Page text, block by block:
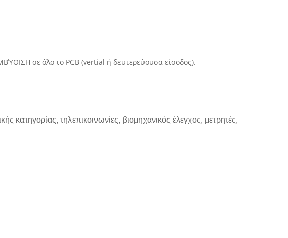
σε όλο το PCB (vertial ή δευτερεύουσα είσοδος).
τηλεπικοινωνίες, βιομηχανικός έλεγχος, μετρητές,